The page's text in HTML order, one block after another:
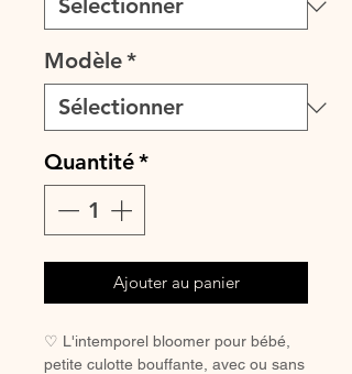
Modèle*
Quantité*
Ajouter au panier
♡ L'intemporel bloomer pour bébé,
petite culotte bouffante, avec ou sans